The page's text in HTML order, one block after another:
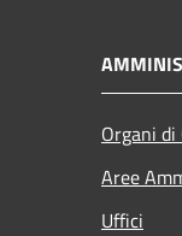
Organi di
Aree
Uffici